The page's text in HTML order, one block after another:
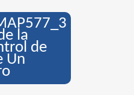
la
de
Un